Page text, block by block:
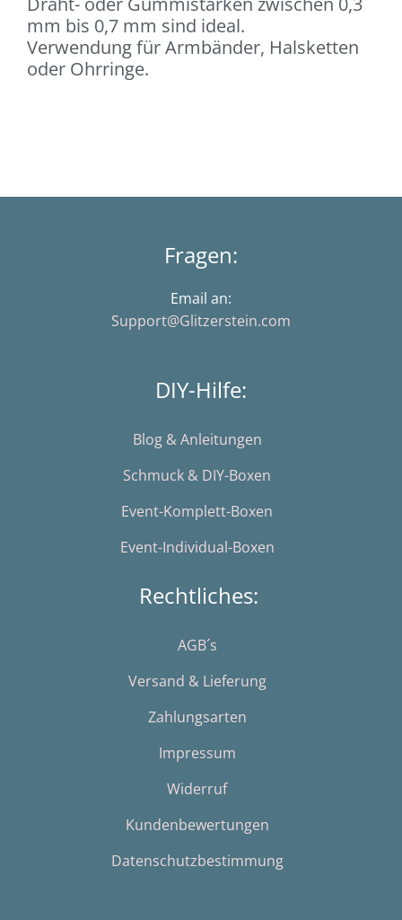
mm bis 0,7 mm sind ideal.
Verwendung für Armbänder, Halsketten
oder Ohrringe.
Fragen:
Email an:
Support@Glitzerstein.com
DIY-Hilfe:
Blog & Anleitungen
Schmuck & DIY-Boxen
Event-Komplett-Boxen
Event-Individual-Boxen
Rechtliches:
AGB´s
Versand & Lieferung
Zahlungsarten
Impressum
Widerruf
Kundenbewertungen
Datenschutzbestimmung